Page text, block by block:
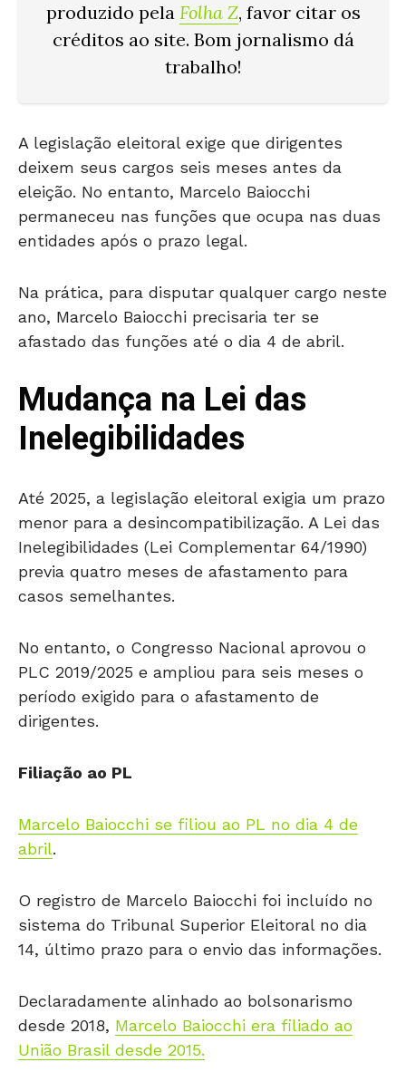
produzido pela Folha Z, favor citar os
créditos ao site. Bom jornalismo dá
trabalho!
A legislação eleitoral exige que dirigentes
deixem seus cargos seis meses antes da
eleição. No entanto, Marcelo Baiocchi
permaneceu nas funções que ocupa nas duas
entidades após o prazo legal.
Na prática, para disputar qualquer cargo neste
ano, Marcelo Baiocchi precisaria ter se
afastado das funções até o dia 4 de abril.
Mudança na Lei das
Inelegibilidades
Até 2025, a legislação eleitoral exigia um prazo
menor para a desincompatibilização. A Lei das
Inelegibilidades (Lei Complementar 64/1990)
previa quatro meses de afastamento para
casos semelhantes.
No entanto, o Congresso Nacional aprovou o
PLC 2019/2025 e ampliou para seis meses o
período exigido para o afastamento de
dirigentes.
Filiação ao PL
Marcelo Baiocchi se filiou ao PL no dia 4 de
abril.
O registro de Marcelo Baiocchi foi incluído no
sistema do Tribunal Superior Eleitoralno dia
14, último prazo para o envio das informações.
Declaradamente alinhado ao bolsonarismo
desde 2018, Marcelo Baiocchi era filiado ao
União Brasildesde 2015.